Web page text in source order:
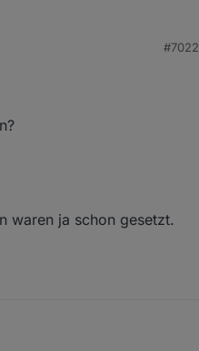
richtig gut.
#7022
waren ja schon gesetzt.